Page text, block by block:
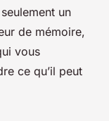
un
de mémoire,
vous
ce qu’il peut